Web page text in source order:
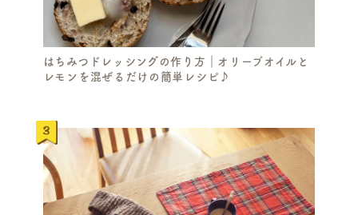
はちみつドレッシングの作り方｜オリーブオイルと
レモンを混ぜるだけの簡単レシピ♪